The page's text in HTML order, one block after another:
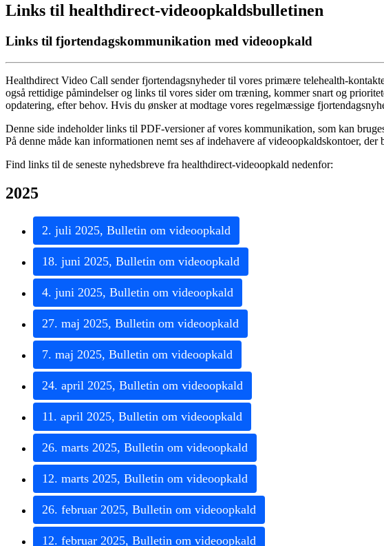
Links til healthdirect-videoopkaldsbulletinen
Links til fjortendagskommunikation med videoopkald
Healthdirect Video Call sender fjortendagsnyheder til vores primære telehealth-
også rettidige påmindelser og links til vores sider om træning, kommer snart og
opdatering, efter behov. Hvis du ønsker at modtage vores regelmæssige
Denne side indeholder links til PDF-versioner af vores kommunikation, som kan
På denne måde kan informationen nemt ses af indehavere af videoopkaldskontoer, der
Find links til de seneste nyhedsbreve fra healthdirect-videoopkald nedenfor:
2025
2. juli 2025, Bulletin om videoopkald
18. juni 2025, Bulletin om videoopkald
4. juni 2025, Bulletin om videoopkald
27. maj 2025, Bulletin om videoopkald
7. maj 2025, Bulletin om videoopkald
24. april 2025, Bulletin om videoopkald
11. april 2025, Bulletin om videoopkald
26. marts 2025, Bulletin om videoopkald
12. marts 2025, Bulletin om videoopkald
26. februar 2025, Bulletin om videoopkald
12. februar 2025, Bulletin om videoopkald